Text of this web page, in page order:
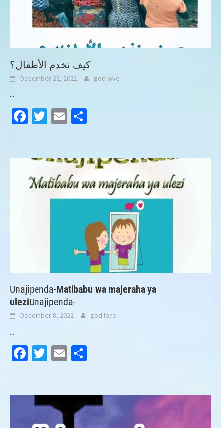
كيف نخدم الأطفال؟
December 22, 2022 god love
...
Facebook
Twitter
Email
Unajipenda-Matibabu wa majeraha ya
uleziUnajipenda-
December 8, 2022 god love
...
Facebook
Twitter
Email